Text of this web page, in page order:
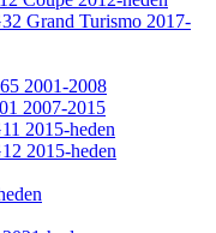
Grand Turismo 2017-
2001-2008
2007-2015
2015-heden
2015-heden